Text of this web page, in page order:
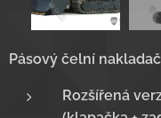
Pásový čelní
Rozšířená